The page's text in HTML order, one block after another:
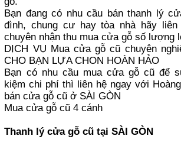
Bạn đang có nhu cầu bán thanh lý
đình, chung cư hay tòa nhà hãy
chuyên nhận thu mua cửa gỗ số lượng
DỊCH VỤ Mua cửa gỗ cũ chuyên
CHO BẠN LỰA CHON HOÀN HẢO
Bạn có nhu cầu mua cửa gỗ cũ để
kiệm chi phí thì liên hệ ngay với
bán cửa gỗ cũ ở SÀI GÒN
Mua cửa gỗ cũ 4 cánh
Thanh lý cửa gỗ cũ tại SÀI GÒN